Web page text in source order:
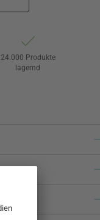
24.000 Produkte
lagernd